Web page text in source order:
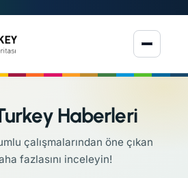
Menüyü aç
Haberleri
çalışmalarından öne çıkan
fazlasını inceleyin!